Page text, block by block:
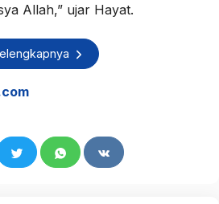
Allah,” ujar Hayat.